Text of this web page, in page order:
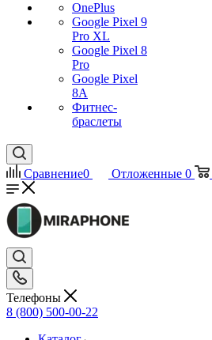
OnePlus
Google Pixel 9
Pro XL
Google Pixel 8
Pro
Google Pixel
8A
Фитнес-
браслеты
Сравнение0 Отложенные 0
Телефоны
8 (800) 500-00-22